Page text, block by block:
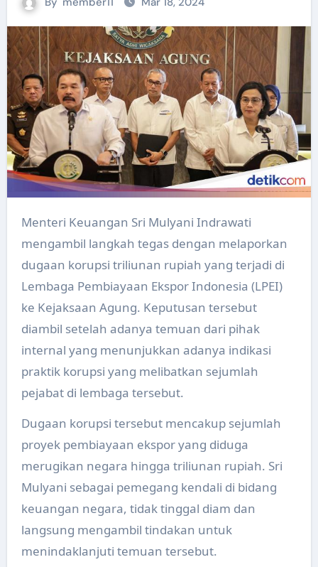
Menteri Keuangan Sri Mulyani Indrawati
mengambil langkah tegas dengan melaporkan
dugaan korupsi triliunan rupiah yang terjadi di
Lembaga Pembiayaan Ekspor Indonesia (LPEI)
ke Kejaksaan Agung. Keputusan tersebut
diambil setelah adanya temuan dari pihak
internal yang menunjukkan adanya indikasi
praktik korupsi yang melibatkan sejumlah
pejabat di lembaga tersebut.
Dugaan korupsi tersebut mencakup sejumlah
proyek pembiayaan ekspor yang diduga
merugikan negara hingga triliunan rupiah. Sri
Mulyani sebagai pemegang kendali di bidang
keuangan negara, tidak tinggal diam dan
langsung mengambil tindakan untuk
menindaklanjuti temuan tersebut.